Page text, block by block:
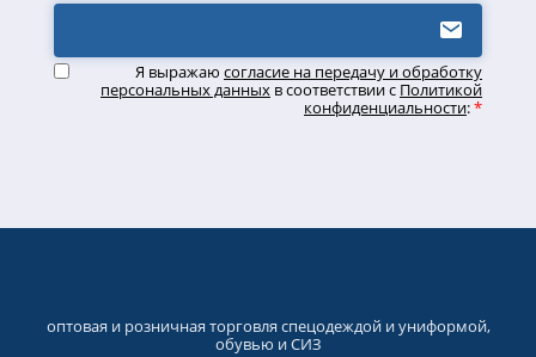
Я выражаю согласие на передачу и обработку
персональных данных в соответствии с Политикой
конфиденциальности:*
оптовая и розничная торговля спецодеждой и униформой,
обувью и СИЗ